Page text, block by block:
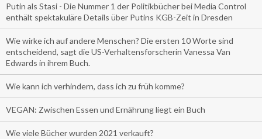
Putin als Stasi - Die Nummer 1 der Politikbücher bei Media Control
enthält spektakuläre Details über Putins KGB-Zeit in Dresden
Wie wirke ich auf andere Menschen? Die ersten 10 Worte sind
entscheidend, sagt die US-Verhaltensforscherin Vanessa Van
Edwards in ihrem Buch.
Wie kann ich verhindern, dass ich zu früh komme?
VEGAN: Zwischen Essen und Ernährung liegt ein Buch
Wie viele Bücher wurden 2021 verkauft?